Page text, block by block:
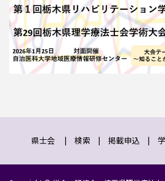
県士会 | 検索 | 掲載申込 |